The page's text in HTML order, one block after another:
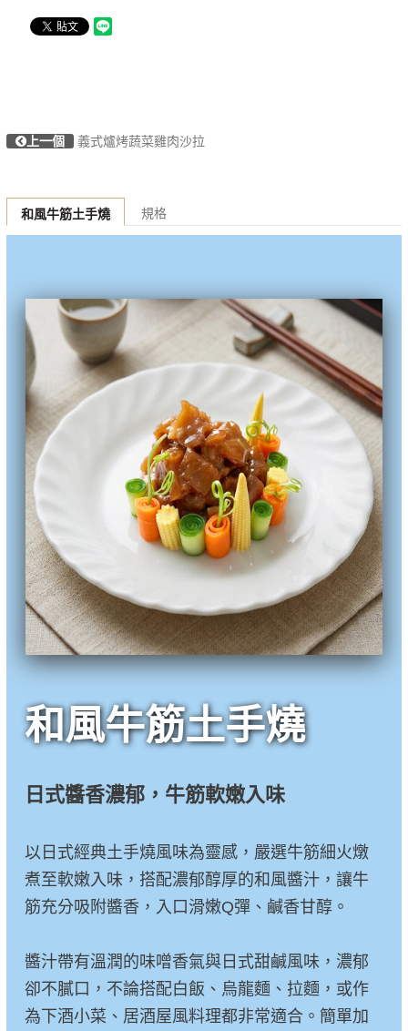
上一個 義式爐烤蔬菜雞肉沙拉
和風牛筋土手燒 規格
和風牛筋土手燒
日式醬香濃郁，牛筋軟嫩入味
以日式經典土手燒風味為靈感，嚴選牛筋細火燉
煮至軟嫩入味，搭配濃郁醇厚的和風醬汁，讓牛
筋充分吸附醬香，入口滑嫩Q彈、鹹香甘醇。
醬汁帶有溫潤的味噌香氣與日式甜鹹風味，濃郁
卻不膩口，不論搭配白飯、烏龍麵、拉麵，或作
為下酒小菜、居酒屋風料理都非常適合。簡單加